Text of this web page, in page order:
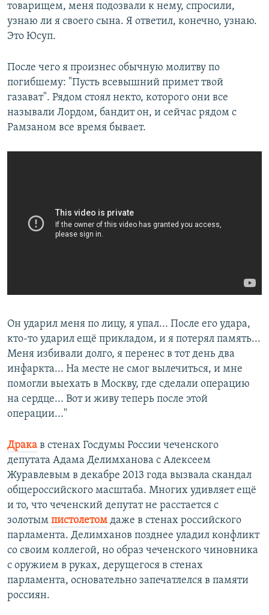
товарищем, меня подозвали к нему, спросили,
узнаю ли я своего сына. Я ответил, конечно, узнаю.
Это Юсуп.
После чего я произнес обычную молитву по
погибшему: "Пусть всевышний примет твой
газават". Рядом стоял некто, которого они все
называли Лордом, бандит он, и сейчас рядом с
Рамзаном все время бывает.
Он ударил меня по лицу, я упал... После его удара,
кто-то ударил ещё прикладом, и я потерял память...
Меня избивали долго, я перенес в тот день два
инфаркта... На месте не смог вылечиться, и мне
помогли выехать в Москву, где сделали операцию
на сердце... Вот и живу теперь после этой
операции..."
Драка в стенах Госдумы России чеченского
депутата Адама Делимханова с Алексеем
Журавлевым в декабре 2013 года вызвала скандал
общероссийского масштаба. Многих удивляет ещё
и то, что чеченский депутат не расстается с
золотым пистолетом даже в стенах российского
парламента. Делимханов позднее уладил конфликт
со своим коллегой, но образ чеченского чиновника
с оружием в руках, дерущегося в стенах
парламента, основательно запечатлелся в памяти
россиян.